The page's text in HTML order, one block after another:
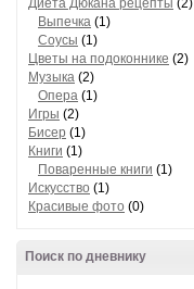
Диета Дюкана рецепты (2)
Выпечка (1)
Соусы (1)
Цветы на подоконнике (2)
Музыка (2)
Опера (1)
Игры (2)
Бисер (1)
Книги (1)
Поваренные книги (1)
Искусство (1)
Красивые фото (0)
Поиск по дневнику